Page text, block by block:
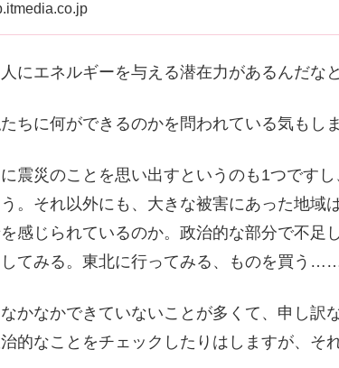
にエネルギーを与える潜在力があるんだな
ちに何ができるのかを問われている気もしま
震災のことを思い出すというのも1つです
。それ以外にも、大きな被害にあった地域
感じられているのか。政治的な部分で不足
てみる。東北に行ってみる、ものを買う……
かなかできていないことが多くて、申し訳
的なことをチェックしたりはしますが、そ